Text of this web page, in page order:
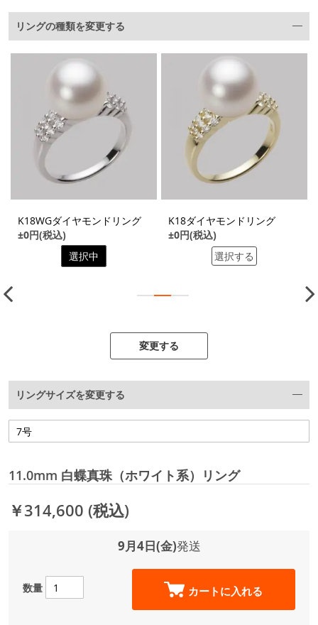
リングの種類を変更する
K18WGダイヤモンドリング
±0円(税込)
選択中
K18ダイヤモンドリング
±0円(税込)
選択する
変更する
リングサイズを変更する
11.0mm 白蝶真珠（ホワイト系）リング
￥314,600 (税込)
9月4日(金)発送
数量 カートに入れる